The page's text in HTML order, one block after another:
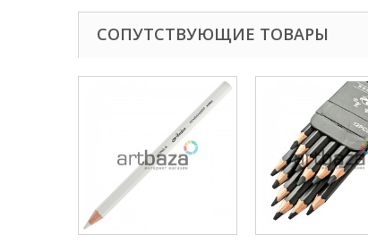
СОПУТСТВУЮЩИЕ ТОВАРЫ